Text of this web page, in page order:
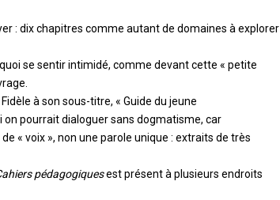
: dix chapitres comme autant de domaines à explorer
se sentir intimidé, comme devant cette « petite
à son sous-titre, « Guide du jeune
on pourrait dialoguer sans dogmatisme, car
« voix », non une parole unique : extraits de très
pédagogiquesest présent à plusieurs endroits